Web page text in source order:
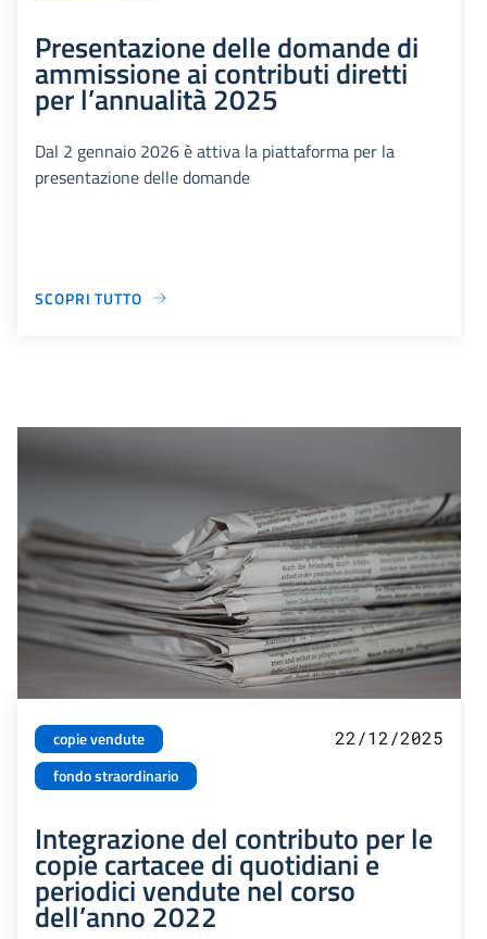
Presentazione delle domande di
ammissione ai contributi diretti
per l’annualità 2025
Dal 2 gennaio 2026 è attiva la piattaforma per la
presentazione delle domande
SCOPRI TUTTO
copie vendute
fondo straordinario
22/12/2025
Integrazione del contributo per le
copie cartacee di quotidiani e
periodici vendute nel corso
dell’anno 2022